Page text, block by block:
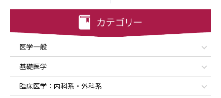
医学一般
基礎医学
臨床医学：内科系・外科系